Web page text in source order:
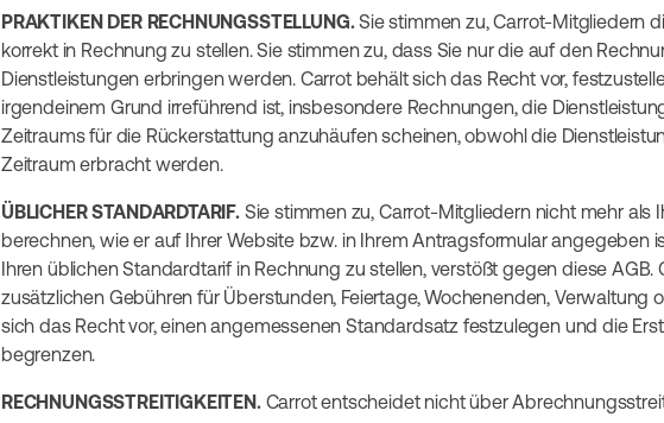
PRAKTIKEN DER RECHNUNGSSTELLUNG.Sie stimmen zu, Carrot-Mitgliedern
korrekt in Rechnung zu stellen. Sie stimmen zu, dass Sie nur die auf den
Dienstleistungen erbringen werden. Carrot behält sich das Recht vor,
irgendeinem Grund irreführend ist, insbesondere Rechnungen, die
Zeitraums für die Rückerstattung anzuhäufen scheinen, obwohl die
Zeitraum erbracht werden.
ÜBLICHER STANDARDTARIF.Sie stimmen zu, Carrot-Mitgliedern nicht mehr als
berechnen, wie er auf Ihrer Website bzw. in Ihrem Antragsformular angegeben
Ihren üblichen Standardtarif in Rechnung zu stellen, verstößt gegen diese AGB.
zusätzlichen Gebühren für Überstunden, Feiertage, Wochenenden, Verwaltung
sich das Recht vor, einen angemessenen Standardsatz festzulegen und die
begrenzen.
RECHNUNGSSTREITIGKEITEN.Carrot entscheidet nicht über